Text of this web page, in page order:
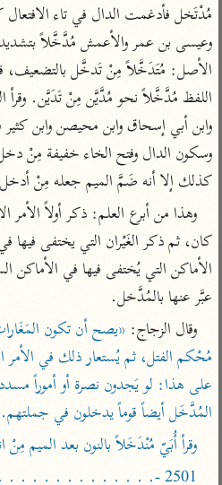
تفسير الماوردي
منتقاة
تفسير ابن القيم
تفسير ابن تيمية
تفسير السمعاني
تفسير مكّي
محاسن التأويل
للقاسمي
تفسير الثعالبي
تفسير السمرقندي
تفسير الثعلبي
أخرى
أضواء
نظم الدرر
لغة وبلاغة
التحرير
المحرر
عطية
البحر
البسيط
تفسير أبي
الكشاف
وابن أبي إسحاق وابن محيصن وابن كثير
كذلك إلا أنه ضَمَّ الميم جعله مِنْ
عبَّر عنها بالمُدَّخل.
وقال الزجاج:
المُدَّخَل أيضاً قوماً يدخلون في جملتهم.
وقرأ أُبَيّ مُنْدَخَلاً بالنون بعد الميم
2501 -. . . . . . . . . . . . . . . . . . . . ...